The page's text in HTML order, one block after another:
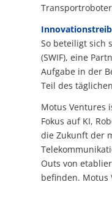
So beteiligt sich
(SWIF), eine
Aufgabe in der
Teil des
Motus Ventures
Fokus auf KI,
die Zukunft der
Outs von
befinden.